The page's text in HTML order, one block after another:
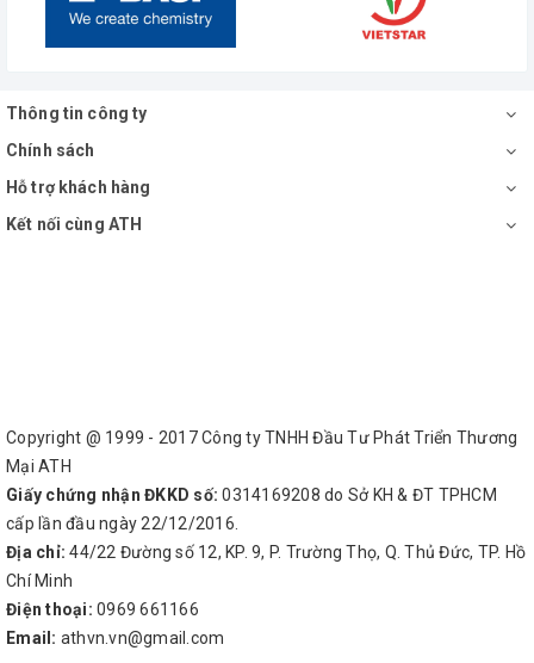
Thông tin công ty
Chính sách
Hỗ trợ khách hàng
Kết nối cùng ATH
Copyright @ 1999 - 2017 Công ty TNHH Đầu Tư Phát Triển Thương
Mại ATH
Giấy chứng nhận ĐKKD số: 0314169208 do Sở KH & ĐT TPHCM
cấp lần đầu ngày 22/12/2016.
Địa chỉ: 44/22 Đường số 12, KP. 9, P. Trường Thọ, Q. Thủ Đức, TP. Hồ
Chí Minh
Điện thoại: 0969 661166
Email: athvn.vn@gmail.com